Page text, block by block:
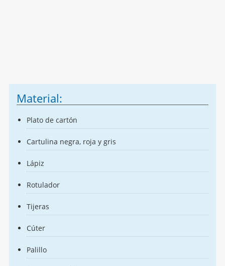
Material:
Plato de cartón
Cartulina negra, roja y gris
Lápiz
Rotulador
Tijeras
Cúter
Palillo